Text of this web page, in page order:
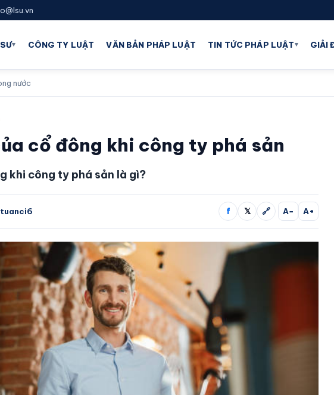
▾ CÔNG TY LUẬT VĂN BẢN PHÁP LUẬT TIN TỨC PHÁP LUẬT▾ GIẢI
nước
cổ đông khi công ty phá sản
khi công ty phá sản là gì?
tuanci6 f 𝕏 🔗 A− A+